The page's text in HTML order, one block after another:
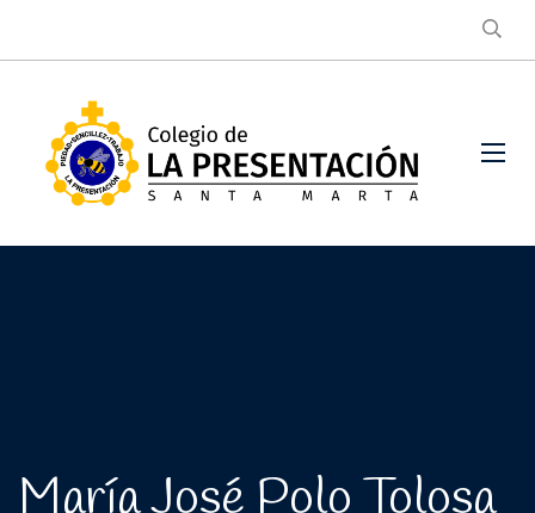
María José Polo Tolosa